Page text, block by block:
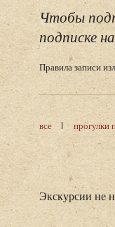
Чтобы
подписке
Правила записи
все прогулки
Экскурсии не